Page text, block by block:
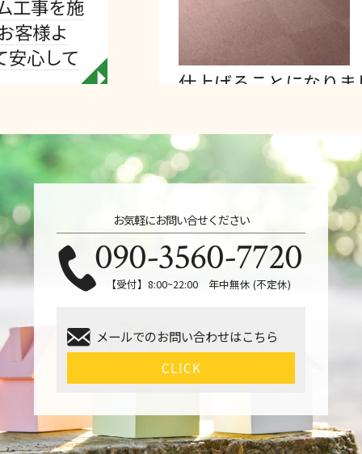
して木工
仕上げることになりまし…
お気軽にお問い合せください
090-3560-7720
【受付】8:00~22:00 年中無休 (不定休)
メールでのお問い合わせはこちら
CLICK